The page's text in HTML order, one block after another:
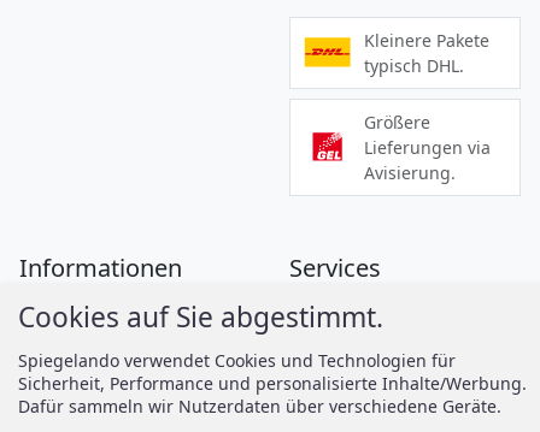
Kleinere Pakete
typisch DHL.
Größere
Lieferungen via
Avisierung.
Informationen
Zahlung
Versand
AGB
Services
Montageanleitungen
Spiegelando Magazin
Cookies auf Sie abgestimmt.
Spiegelando verwendet Cookies und Technologien für
Sicherheit, Performance und personalisierte Inhalte/Werbung.
Dafür sammeln wir Nutzerdaten über verschiedene Geräte.